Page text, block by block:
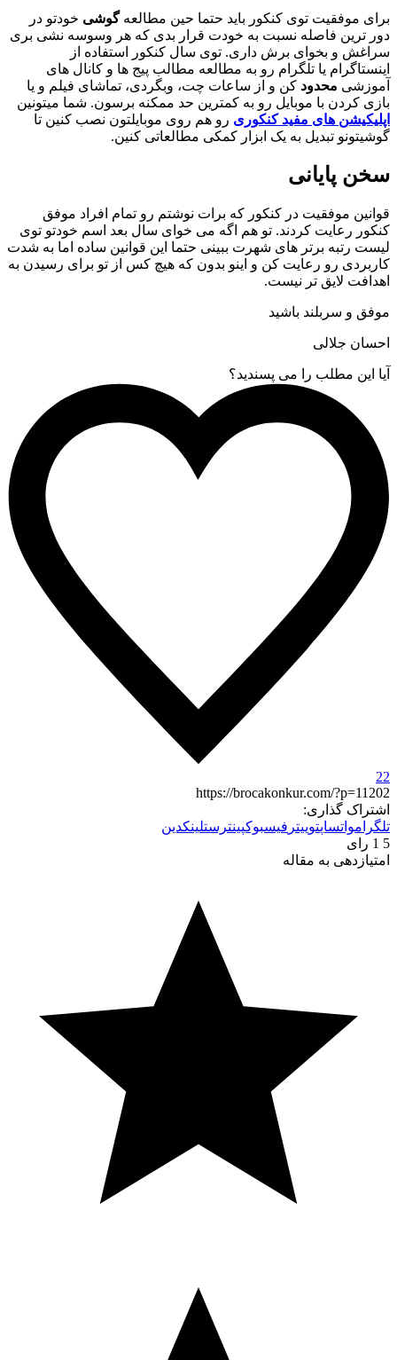
برای موفقیت توی کنکور باید حتما حین مطالعهگوشی خودتو در
دور ترین فاصله نسبت به خودت قرار بدی که هر وسوسه نشی بری
سراغش و بخوای برش داری. توی سال کنکور استفاده از
اینستاگرام یا تلگرام رو به مطالعه مطالب پیج ها و کانال های
آموزشی محدود کن و از ساعات چت، وبگردی، تماشای فیلم و یا
بازی کردن با موبایل رو به کمترین حد ممکنه برسون. شما میتونین
اپلیکیشن های مفید کنکوری رو هم روی موبایلتون نصب کنین تا
گوشیتونو تبدیل به یک ابزار کمکی مطالعاتی کنین.
سخن پایانی
قوانین موفقیت در کنکور که برات نوشتم رو تمام افراد موفق
کنکور رعایت کردند. تو هم اگه می خوای سال بعد اسم خودتو توی
لیست رتبه برتر های شهرت ببینی حتما این قوانین ساده اما به شدت
کاربردی رو رعایت کن و اینو بدون که هیچ کس از تو برای رسیدن به
اهدافت لایق تر نیست.
موفق و سربلند باشید
احسان جلالی
آیا این مطلب را می پسندید؟
22
https://brocakonkur.com/?p=11202
اشتراک گذاری:
تلگرامواتساپتوییتر فیسبوکپینترستلینکدین
5
1 رای
امتیازدهی به مقاله